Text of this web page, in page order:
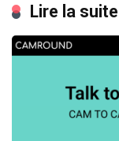
Lire la suite